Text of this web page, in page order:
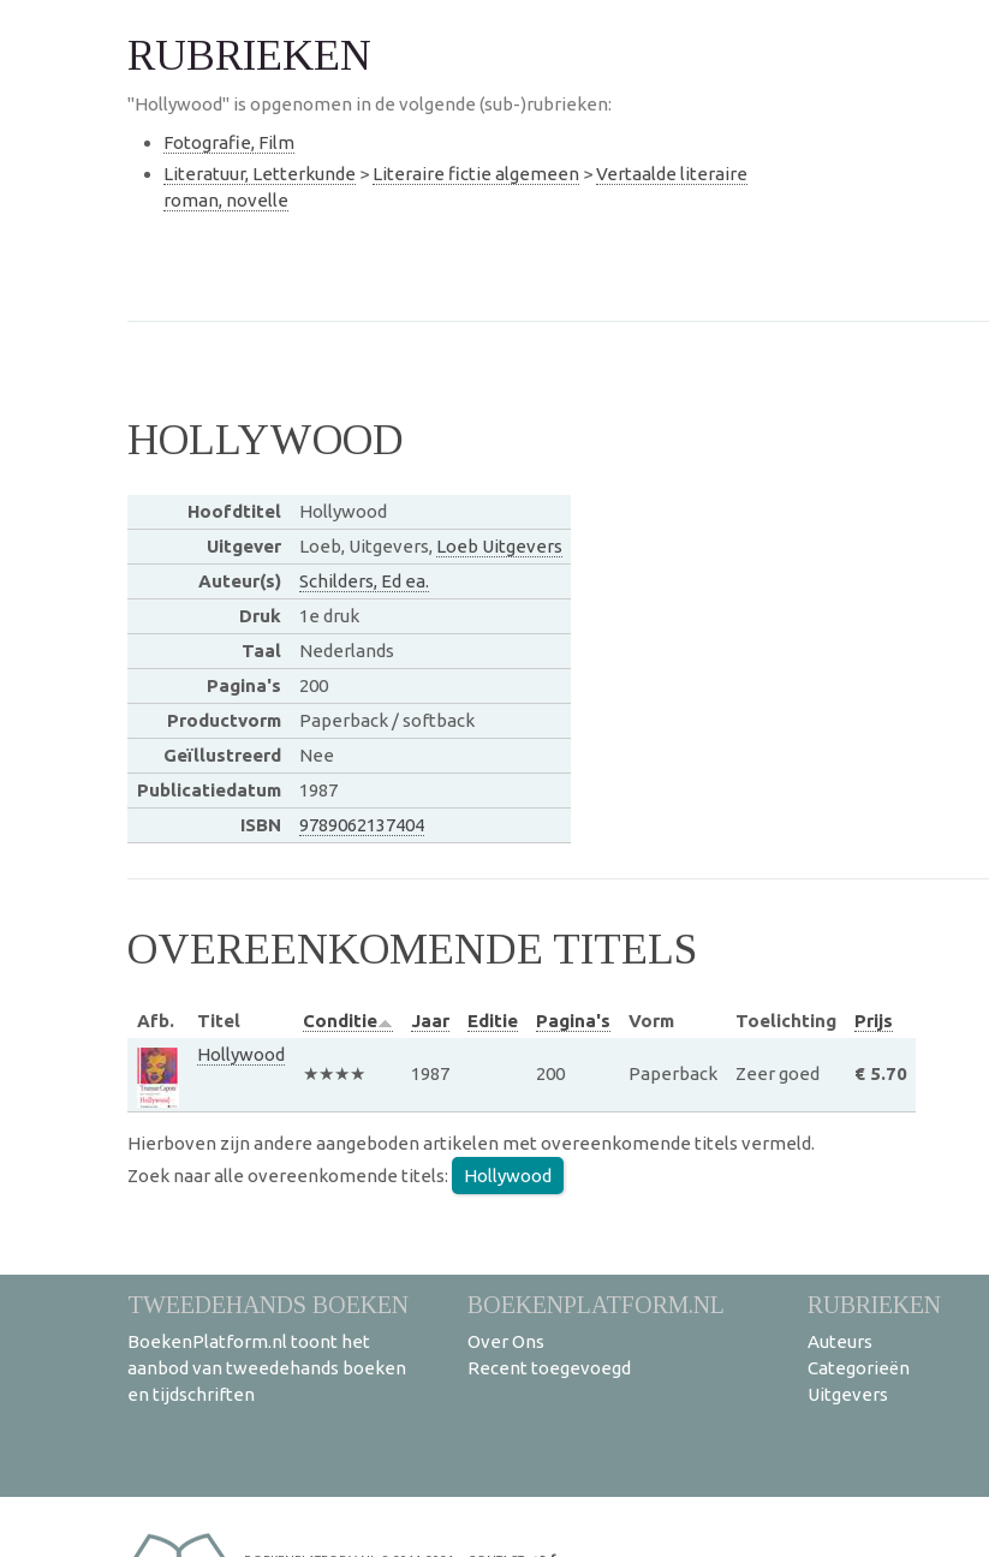
RUBRIEKEN
"Hollywood" is opgenomen in de volgende (sub-)rubrieken:
Fotografie, Film
Literatuur, Letterkunde > Literaire fictie algemeen >Vertaalde literaire
roman, novelle
HOLLYWOOD
Hoofdtitel
Hollywood
Uitgever
Loeb, Uitgevers, Loeb Uitgevers
Auteur(s)
Schilders, Ed ea.
Druk
1e druk
Taal
Nederlands
Pagina's
200
Productvorm
Paperback / softback
Geïllustreerd
Nee
Publicatiedatum
1987
ISBN
9789062137404
OVEREENKOMENDE TITELS
Afb. Titel Conditie Jaar Editie Pagina's Vorm Toelichting
Prijs
Hollywood
★★★★
1987 200 Paperback Zeer goed € 5.70
Hierboven zijn andere aangeboden artikelen met overeenkomende titels vermeld.
Zoek naar alle overeenkomende titels:
Hollywood
TWEEDEHANDS BOEKEN
BoekenPlatform.nl toont het
aanbod van tweedehands boeken
en tijdschriften
BOEKENPLATFORM.NL
Over Ons
Recent toegevoegd
RUBRIEKEN
Auteurs
Categorieën
Uitgevers